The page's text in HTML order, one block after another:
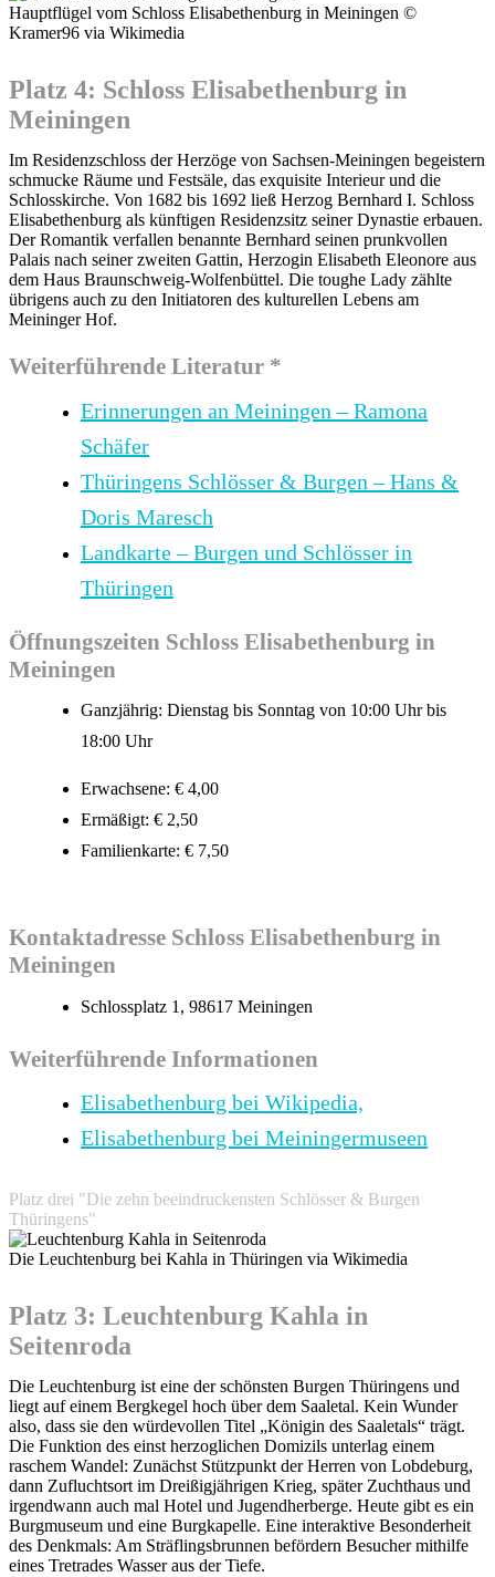
Hauptflügel vom Schloss Elisabethenburg in Meiningen ©
Kramer96 via Wikimedia
Platz 4: Schloss Elisabethenburg in
Meiningen
Im Residenzschloss der Herzöge von Sachsen-Meiningen begeistern
schmucke Räume und Festsäle, das exquisite Interieur und die
Schlosskirche. Von 1682 bis 1692 ließ Herzog Bernhard I. Schloss
Elisabethenburg als künftigen Residenzsitz seiner Dynastie erbauen.
Der Romantik verfallen benannte Bernhard seinen prunkvollen
Palais nach seiner zweiten Gattin, Herzogin Elisabeth Eleonore aus
dem Haus Braunschweig-Wolfenbüttel. Die toughe Lady zählte
übrigens auch zu den Initiatoren des kulturellen Lebens am
Meininger Hof.
Weiterführende Literatur *
Erinnerungen an Meiningen – Ramona
Schäfer
Thüringens Schlösser & Burgen – Hans &
Doris Maresch
Landkarte – Burgen und Schlösser in
Thüringen
Öffnungszeiten Schloss Elisabethenburg in
Meiningen
Ganzjährig: Dienstag bis Sonntag von 10:00 Uhr bis
18:00 Uhr
Erwachsene: € 4,00
Ermäßigt: € 2,50
Familienkarte: € 7,50
Kontaktadresse Schloss Elisabethenburg in
Meiningen
Schlossplatz 1, 98617 Meiningen
Weiterführende Informationen
Elisabethenburg bei Wikipedia,
Elisabethenburg bei Meiningermuseen
Platz drei "Die zehn beeindruckensten Schlösser & Burgen
Thüringens"
Die Leuchtenburg bei Kahla in Thüringen via Wikimedia
Platz 3: Leuchtenburg Kahla in
Seitenroda
Die Leuchtenburg ist eine der schönsten Burgen Thüringens und
liegt auf einem Bergkegel hoch über dem Saaletal. Kein Wunder
also, dass sie den würdevollen Titel „Königin des Saaletals“ trägt.
Die Funktion des einst herzoglichen Domizils unterlag einem
raschem Wandel: Zunächst Stützpunkt der Herren von Lobdeburg,
dann Zufluchtsort im Dreißigjährigen Krieg, später Zuchthaus und
irgendwann auch mal Hotel und Jugendherberge. Heute gibt es ein
Burgmuseum und eine Burgkapelle. Eine interaktive Besonderheit
des Denkmals: Am Sträflingsbrunnen befördern Besucher mithilfe
eines Tretrades Wasser aus der Tiefe.